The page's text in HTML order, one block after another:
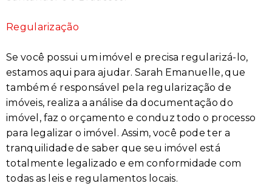
Regularização
Se você possui um imóvel e precisa regularizá-lo,
estamos aqui para ajudar. Sarah Emanuelle, que
também é responsável pela regularização de
imóveis, realiza a análise da documentação do
imóvel, faz o orçamento e conduz todo o processo
para legalizar o imóvel. Assim, você pode ter a
tranquilidade de saber que seu imóvel está
totalmente legalizado e em conformidade com
todas as leis e regulamentos locais.